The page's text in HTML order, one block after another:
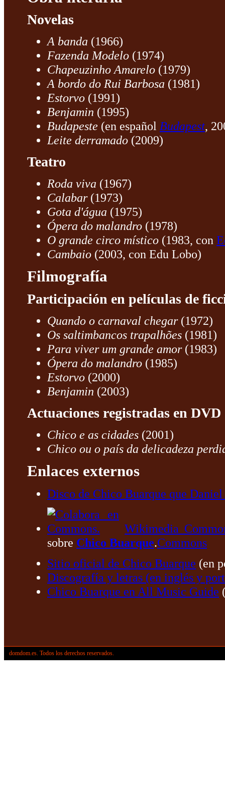
Novelas
A banda (1966)
Fazenda Modelo (1974)
Chapeuzinho Amarelo (1979)
A bordo do Rui Barbosa (1981)
Estorvo (1991)
Benjamin (1995)
Budapeste (en español Budapest,
Leite derramado (2009)
Teatro
Roda viva (1967)
Calabar(1973)
Gota d'água (1975)
Ópera do malandro (1978)
O grande circo místico (1983, con
Cambaio (2003, con Edu Lobo)
Filmografía
Participación en películas de
Quando o carnaval chegar(1972)
Os saltimbancos trapalhões (1981)
Para viver um grande amor(1983)
Ópera do malandro (1985)
Estorvo (2000)
Benjamin (2003)
Actuaciones registradas en DVD
Chico e as cidades (2001)
Chico ou o país da delicadeza
Enlaces externos
Disco de Chico Buarque que
Wikimedia
sobre Chico Buarque.Commons
Sitio oficial de Chico Buarque (en
Discografía y letras (en inglés y
Chico Buarque en All Music Guide
domdom.es. Todos los derechos reservados.